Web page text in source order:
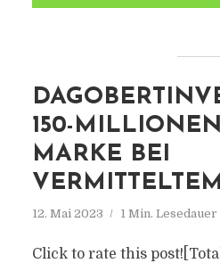
150-
MARKE BEI
12. Mai 2023 1 Min. Lesedauer
Click to rate this